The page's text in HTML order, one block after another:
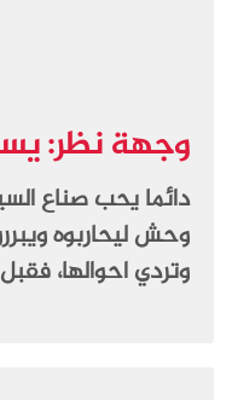
وجهة نظر:
دائما يحب صناع
وحش ليحاربوه
وتردي احوالها،